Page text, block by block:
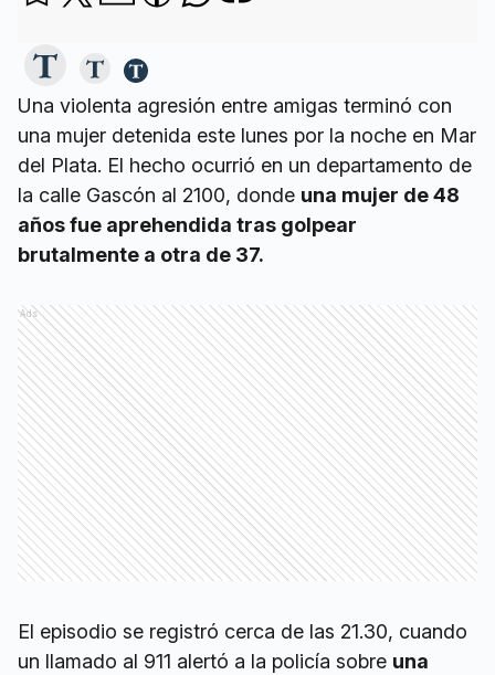
Una violenta agresión entre amigas terminó con
una mujer detenida este lunes por la noche en Mar
del Plata. El hecho ocurrió en un departamento de
la calle Gascón al 2100, donde una mujer de 48
años fue aprehendida tras golpear
brutalmente a otra de 37.
Ads
El episodio se registró cerca de las 21.30, cuando
un llamado al 911 alertó a la policía sobre una